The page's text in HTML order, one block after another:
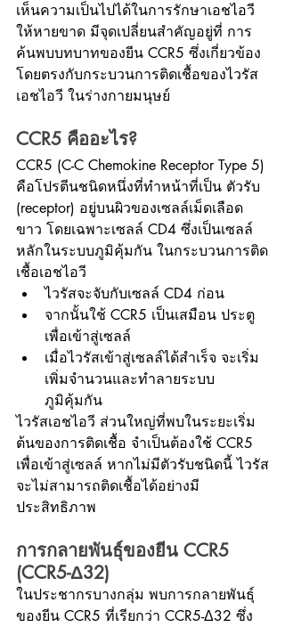
เห็นความเป็นไปได้ในการรักษาเอชไอวี
ให้หายขาด มีจุดเปลี่ยนสำคัญอยู่ที่ การ
ค้นพบบทบาทของยีน CCR5 ซึ่งเกี่ยวข้อง
โดยตรงกับกระบวนการติดเชื้อของไวรัส
เอชไอวี ในร่างกายมนุษย์
CCR5 คืออะไร?
CCR5 (C-C Chemokine Receptor Type 5)
คือโปรตีนชนิดหนึ่งที่ทำหน้าที่เป็น ตัวรับ
(receptor) อยู่บนผิวของเซลล์เม็ดเลือด
ขาว โดยเฉพาะเซลล์ CD4 ซึ่งเป็นเซลล์
หลักในระบบภูมิคุ้มกัน ในกระบวนการติด
เชื้อเอชไอวี
ไวรัสจะจับกับเซลล์ CD4 ก่อน
จากนั้นใช้ CCR5 เป็นเสมือน ประตู
เพื่อเข้าสู่เซลล์
เมื่อไวรัสเข้าสู่เซลล์ได้สำเร็จ จะเริ่ม
เพิ่มจำนวนและทำลายระบบ
ภูมิคุ้มกัน
ไวรัสเอชไอวี ส่วนใหญ่ที่พบในระยะเริ่ม
ต้นของการติดเชื้อ จำเป็นต้องใช้ CCR5
เพื่อเข้าสู่เซลล์ หากไม่มีตัวรับชนิดนี้ ไวรัส
จะไม่สามารถติดเชื้อได้อย่างมี
ประสิทธิภาพ
การกลายพันธุ์ของยีน CCR5
(CCR5-Δ32)
ในประชากรบางกลุ่ม พบการกลายพันธุ์
ของยีน CCR5 ที่เรียกว่า CCR5-Δ32 ซึ่ง